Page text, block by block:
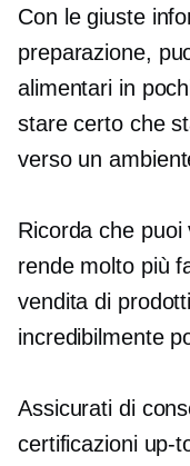
Con le giuste
preparazione,
alimentari in
stare certo che
verso un
Ricorda che
rende molto più
vendita di
incredibilmente
Assicurati di
certificazioni up-